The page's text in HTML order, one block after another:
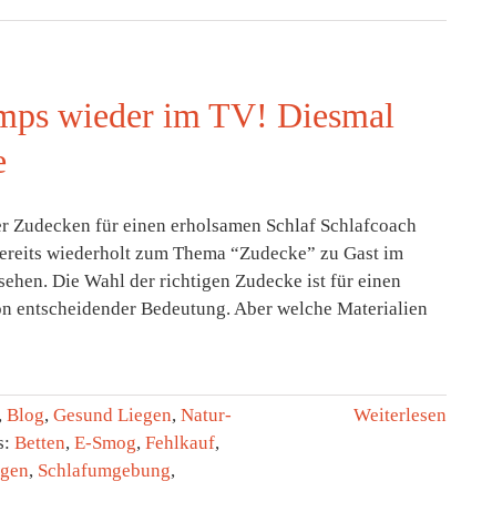
wieder im TV! Diesmal
Zudecken für einen erholsamen Schlaf Schlafcoach
wiederholt zum Thema “Zudecke” zu Gast im
Die Wahl der richtigen Zudecke ist für einen
entscheidender Bedeutung. Aber welche Materialien
, Blog, Gesund Liegen, Natur-
Betten, E-Smog, Fehlkauf,
, Schlafumgebung,
Weiterlesen